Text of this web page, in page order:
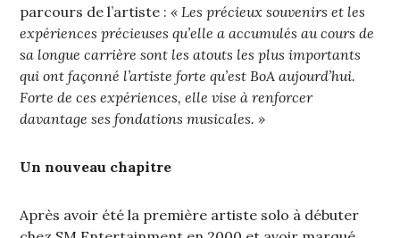
parcours de l’artiste :« Les précieux souvenirs et les
expériences précieuses qu’elle a accumulés au cours de
sa longue carrière sont les atouts les plus importants
qui ont façonné l’artiste forte qu’est BoA aujourd’hui.
Forte de ces expériences, elle vise à renforcer
davantage ses fondations musicales. »
Un nouveau chapitre
Après avoir été la première artiste solo à débuter